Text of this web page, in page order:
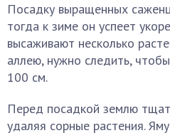
Посадку выращенных
тогда к зиме он успеет
высаживают несколько
аллею, нужно следить,
100 см.
Перед посадкой землю
удаляя сорные растения.